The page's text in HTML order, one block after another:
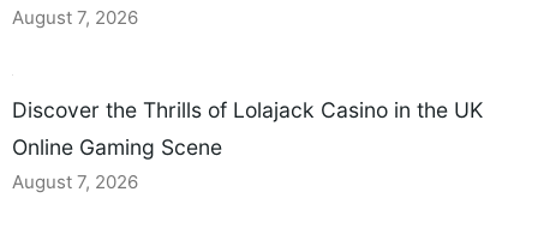
August 7, 2026
Discover the Thrills of Lolajack Casino in the UK
Online Gaming Scene
August 7, 2026